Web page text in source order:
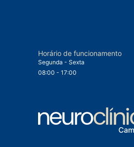
Horário de funcionamento
Segunda - Sexta
08:00 - 17:00